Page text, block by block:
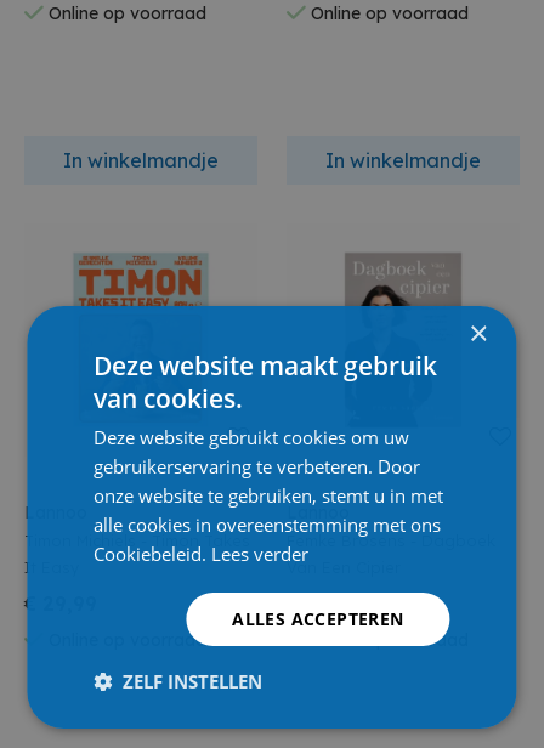
Online op voorraad
In winkelmandje
Online op voorraad
In winkelmandje
Lannoo
Timon Michiels - Timon Takes
It Easy
€ 29,99
Online op voorraad
Lannoo
Femke Brosens - Dagboek
Van Een Cipier
Online op voorraad
×
Deze website maakt gebruik
van cookies.
Deze website gebruikt cookies om uw
gebruikerservaring te verbeteren. Door
onze website te gebruiken, stemt u in met
alle cookies in overeenstemming met ons
Cookiebeleid. Lees verder
ALLES ACCEPTEREN
ZELF INSTELLEN